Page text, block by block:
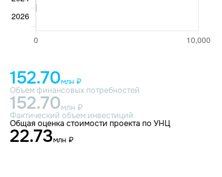
152.70млн ₽
Объем финансовых потребностей
152.70млн ₽
Фактический объем инвестиций
Общая оценка стоимости проекта по УНЦ
22.73млн ₽